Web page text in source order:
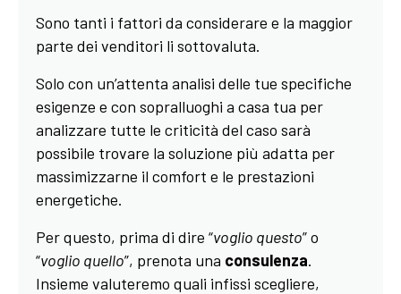
Sono tanti i fattori da considerare e la maggior
parte dei venditori li sottovaluta.
Solo con un’attenta analisi delle tue specifiche
esigenze e con sopralluoghi a casa tua per
analizzare tutte le criticità del caso sarà
possibile trovare la soluzione più adatta per
massimizzarne il comfort e le prestazioni
energetiche.
Per questo, prima di dire “voglio questo” o
“voglio quello”, prenota una consulenza.
Insieme valuteremo quali infissi scegliere,